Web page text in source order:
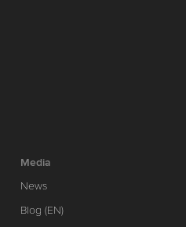
Media
News
Blog (EN)